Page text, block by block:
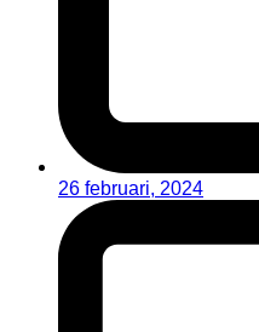
26 februari, 2024